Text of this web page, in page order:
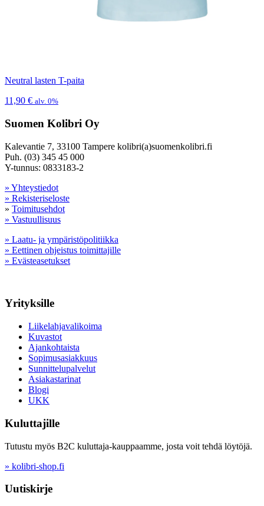
Neutral lasten T-paita
11,90 € alv. 0%
Suomen Kolibri Oy
Kalevantie 7, 33100 Tampere kolibri(a)suomenkolibri.fi
Puh. (03) 345 45 000
Y-tunnus: 0833183-2
» Yhteystiedot
» Rekisteriseloste
» Toimitusehdot
» Vastuullisuus
» Laatu- ja ympäristöpolitiikka
» Eettinen ohjeistus toimittajille
» Evästeasetukset
Yrityksille
Liikelahjavalikoima
Kuvastot
Ajankohtaista
Sopimusasiakkuus
Sunnittelupalvelut
Asiakastarinat
Blogi
UKK
Kuluttajille
Tutustu myös B2C kuluttaja-kauppaamme, josta voit tehdä löytöjä.
» kolibri-shop.fi
Uutiskirje